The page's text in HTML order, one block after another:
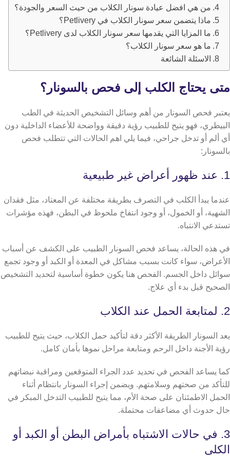
من هي افضل عيادة سونار الكلاب من حيث السعر والجودة؟
ماذا يتضمن سعر سونار الكلاب في Petlivery؟
ما المزايا التي يقدمها سعر سونار الكلاب لدى Petlivery؟
ما هو سعر سونار الكلاب؟
الاسئلة الشائعة
متى يحتاج الكلب إلى فحص بالسونار؟
يعتبر فحص السونار من أهم وسائل التشخيص الحديثة في الطب
البيطري، فهو يتيح للطبيب رؤية دقيقة وواضحة للأعضاء الداخلية دون
أي ألم أو تدخل جراحي، فيما يلي اهم الحالات التي تتطلب فحص
بالسونار:
1. عند ظهور أعراض غير طبيعية
عندما يبدأ الكلب في التصرف بطريقة مختلفة عن المعتاد، مثل فقدان
الشهية، أو الخمول، أو وجود انتفاخ ملحوظ في البطن، فهذه مؤشرات
تستدعي الانتباه.
في هذه الحالة، يساعد فحص السونار الطبيب على الكشف عن أسباب
الأعراض، سواء كانت بسبب مشاكل في المعدة أو الكبد أو وجود تجمع
سوائل داخل الجسم. الفحص هنا يكون خطوة أساسية لتحديد التشخيص
الصحيح قبل بدء أي علاج.
2. لمتابعة الحمل عند الكلاب
يعد السونار الطريقة الأكثر دقة لتأكيد حمل الكلاب، حيث يتيح للطبيب
رؤية الأجنة داخل الرحم ومتابعة مراحل نموها بأمان كامل.
كما يساعد الفحص في تحديد عدد الجراء المتوقعين ومراقبة نبضاتهم
للتأكد من صحتهم وسلامتهم. ويضمن إجراء السونار بانتظام أثناء
الحمل الاطمئنان على صحة الأم، مما يتيح للطبيب التدخل المبكر في
حال حدوث أي مضاعفات محتملة.
3. في حالات الاشتباه بأمراض البطن أو الكبد أو
الكلى